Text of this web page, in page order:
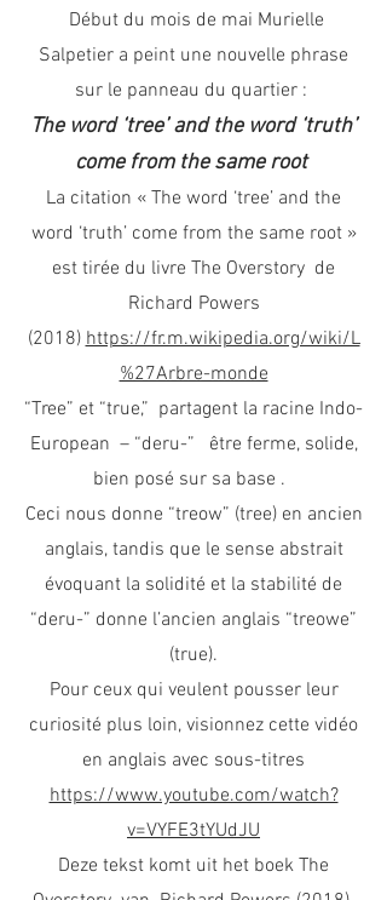
Début du mois de mai Murielle
Salpetier a peint une nouvelle phrase
sur le panneau du quartier :
The word ‘tree’ and the word ‘truth’
come from the same root
La citation « The word ‘tree’ and the
word ‘truth’ come from the same root »
est tirée du livre The Overstory de
Richard Powers
(2018)https://fr.m.wikipedia.org/wiki/L
%27Arbre-monde
“Tree” et “true,” partagent la racine Indo-
European – “deru-” être ferme, solide,
bien posé sur sa base .
Ceci nous donne “treow” (tree) en ancien
anglais, tandis que le sense abstrait
évoquant la solidité et la stabilité de
“deru-” donne l’ancien anglais “treowe”
(true).
Pour ceux qui veulent pousser leur
curiosité plus loin, visionnez cette vidéo
en anglais avec sous-titres
https://www.youtube.com/watch?
v=VYFE3tYUdJU
Deze tekst komt uit het boek The